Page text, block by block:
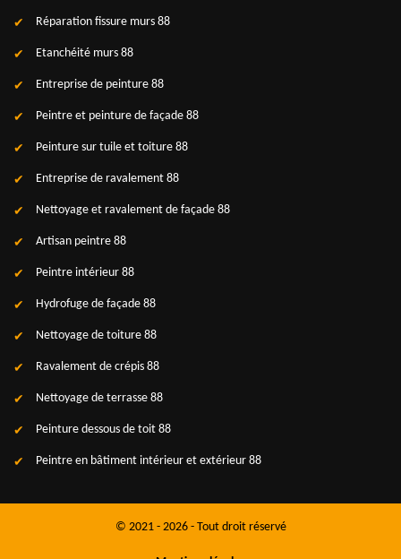
Réparation fissure murs 88
Etanchéité murs 88
Entreprise de peinture 88
Peintre et peinture de façade 88
Peinture sur tuile et toiture 88
Entreprise de ravalement 88
Nettoyage et ravalement de façade 88
Artisan peintre 88
Peintre intérieur 88
Hydrofuge de façade 88
Nettoyage de toiture 88
Ravalement de crépis 88
Nettoyage de terrasse 88
Peinture dessous de toit 88
Peintre en bâtiment intérieur et extérieur 88
© 2021 - 2026 - Tout droit réservé